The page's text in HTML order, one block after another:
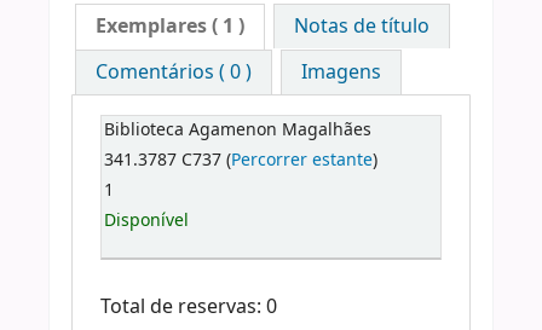
Exemplares( 1 )
Notas de título
Comentários ( 0 )
Imagens
Biblioteca Agamenon Magalhães
341.3787 C737 (Percorrer estante)
1
Disponível
Total de reservas: 0